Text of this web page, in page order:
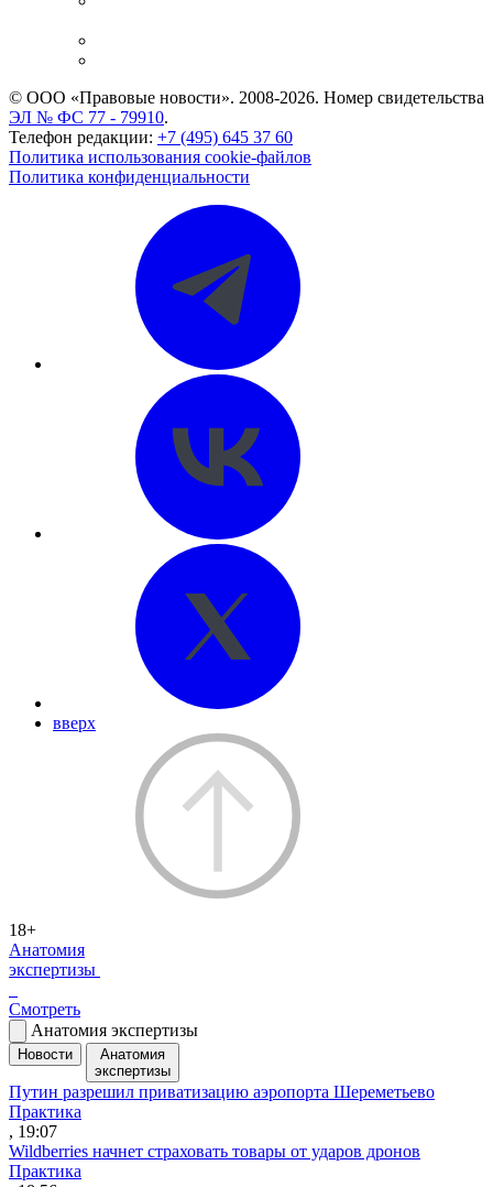
© ООО «Правовые новости». 2008-2026. Номер свидетельства
ЭЛ № ФС 77 - 79910.
Телефон редакции: +7 (495) 645 37 60
Политика использования cookie-файлов
Политика конфиденциальности
вверх
18+
Анатомия
экспертизы
Смотреть
Анатомия экспертизы
Новости
Анатомия
экспертизы
Путин разрешил приватизацию аэропорта Шереметьево
Практика
, 19:07
Wildberries начнет страховать товары от ударов дронов
Практика